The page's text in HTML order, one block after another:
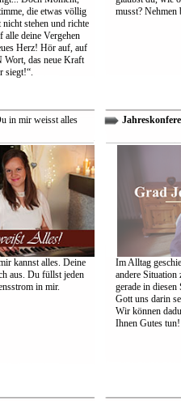
die etwas völlig
stehen und richte
deine Vergehen
Herz! Hör auf, auf
das neue Kraft
siegt!“.
musst? Nehmen
in mir weisst alles
kannst alles. Deine
aus. Du füllst jeden
in mir.
Im Alltag
andere
gerade in
Gott uns darin
Wir können
Ihnen Gutes tun!